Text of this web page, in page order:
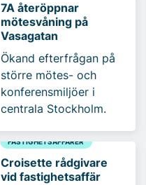
7A återöppnar
mötesvåning på
Vasagatan
Ökand efterfrågan på
större mötes- och
konferensmiljöer i
centrala Stockholm.
FASTIGHETSAFFÄRER
Croisette rådgivare
vid fastighetsaffär